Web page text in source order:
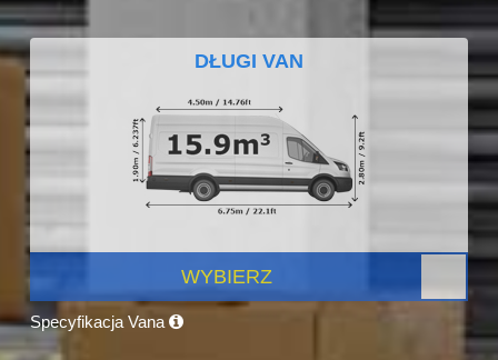
DŁUGI VAN
WYBIERZ
Specyfikacja Vana